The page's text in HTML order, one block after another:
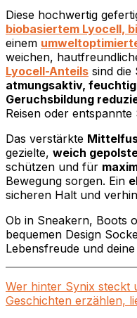
Diese hochwertig
biobasiertem Lyocell,
einem
weichen,
Lyocell-Anteils sind die
atmungsaktiv,
Geruchsbildung
Reisen oder
Das verstärkte
gezielte, weich
schützen und für
Bewegung sorgen. Ein
sicheren Halt und
Ob in Sneakern, Boots
bequemen Design
Lebensfreude und
Wer hinter Synix steckt
Geschichten erzählen,